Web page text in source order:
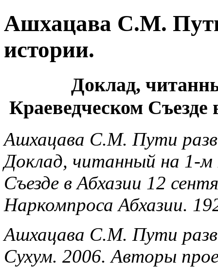
Ашхацава С.М. Пути
истории.
Доклад,
Краеведческом Съезде
Ашхацава С.М. Пути
Доклад, читанный на 1-м
Съезде в Абхазии 12
Наркомпроса Абхазии.
Ашхацава С.М. Пути
Сухум. 2006. Авторы